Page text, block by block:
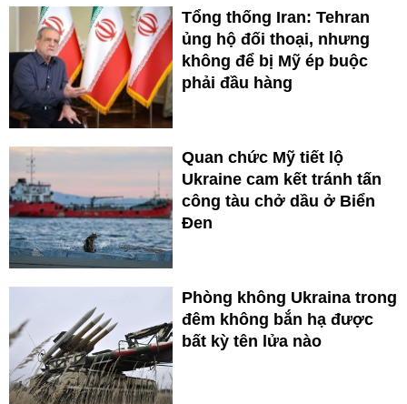
Tổng thống Iran: Tehran
ủng hộ đối thoại, nhưng
không để bị Mỹ ép buộc
phải đầu hàng
Quan chức Mỹ tiết lộ
Ukraine cam kết tránh tấn
công tàu chở dầu ở Biển
Đen
Phòng không Ukraina trong
đêm không bắn hạ được
bất kỳ tên lửa nào